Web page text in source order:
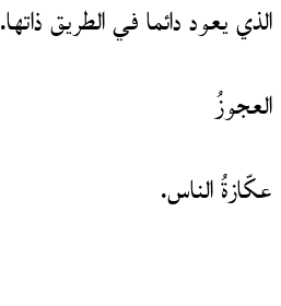
الذي يعود دائما في الطريق ذاتها.
العجوزُ
عكّازةُ الناس.